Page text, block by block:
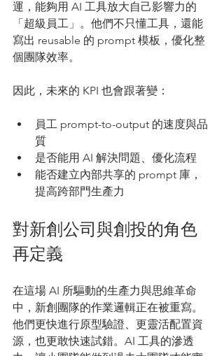
運，能夠用 AI 工具放大自己影響力的
「超級員工」。他們不只懂工具，還能
寫出 reusable 的 prompt 模板，優化整
個團隊效率。
因此，未來的 KPI 也會跟著變：
員工 prompt-to-output 的速度與品
質
是否能用 AI 解決問題、優化流程
能否建立內部共享的 prompt 庫，
提高跨部門生產力
對新創公司與創投的角色
再定義
在這場 AI 所驅動的生產力與思維革命
中，新創團隊的作業邏輯正在被重寫。
他們更快進行原型驗證、更靈活配置資
源，也更敢快速試錯。AI 工具的滲透